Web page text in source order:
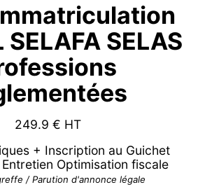
SELAFA SELAS
249.9 € HT
+ Inscription au Guichet
Optimisation fiscale
/ Parution d'annonce légale